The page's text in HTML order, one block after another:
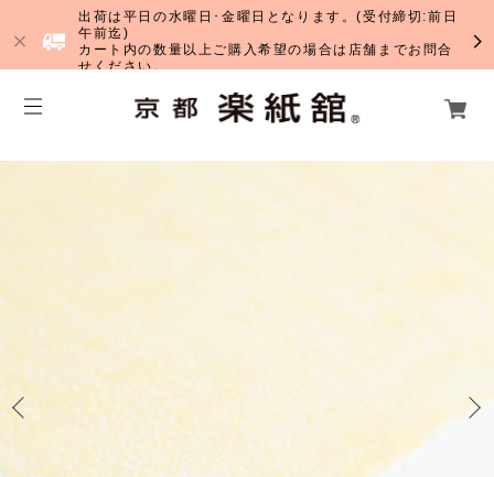
出荷は平日の水曜日･金曜日となります。(受付締切:前日
午前迄)
カート内の数量以上ご購入希望の場合は店舗までお問合
せください。